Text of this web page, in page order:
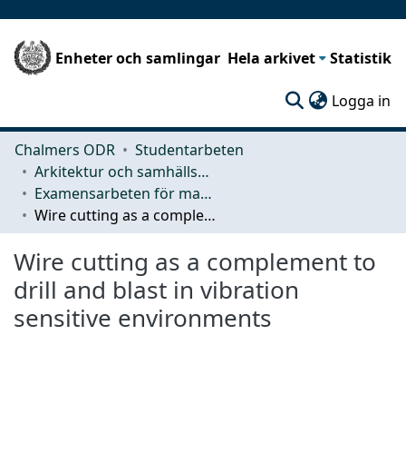
Enheter och samlingar Hela arkivet Statistik
Logga in
Chalmers ODR
Studentarbeten
Arkitektur och samhällsbyggnadsteknik (ACE)
Examensarbeten för masterexamen
Wire cutting as a complement to drill and blast in vibration sensitive environments
Wire cutting as a complement to
drill and blast in vibration
sensitive environments